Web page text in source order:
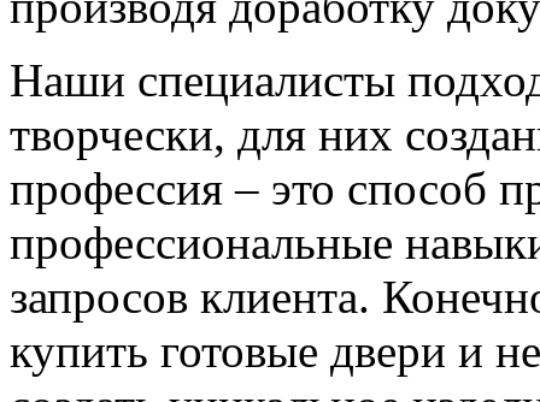
Наши специалисты
творчески, для них
профессия – это способ
профессиональные
запросов клиента.
купить готовые двери и